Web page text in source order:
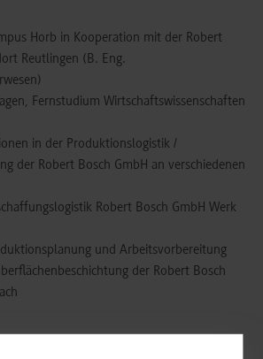
Horb in Kooperation mit der Robert
Reutlingen (B. Eng.
Fernstudium Wirtschaftswissenschaften
in der Produktionslogistik /
der Robert Bosch GmbH an verschiedenen
Robert Bosch GmbH Werk
und Arbeitsvorbereitung
der Robert Bosch
Studium?